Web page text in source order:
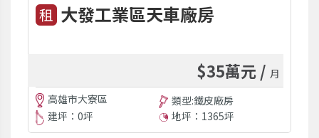
租 大發工業區天車廠房
$35萬元 / 月
高雄市大寮區
類型:鐵皮廠房
建坪：0坪
地坪：1365坪